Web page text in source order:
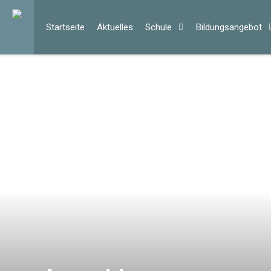
Start­sei­te Ak­tu­el­les Schu­le Bil­dungs­an­ge­bot